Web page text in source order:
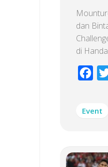
dan
di
Event